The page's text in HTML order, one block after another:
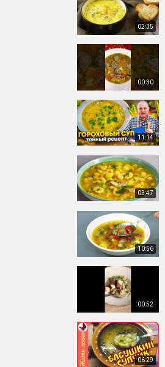
02:35
00:30
11:14
03:47
10:56
00:52
06:29